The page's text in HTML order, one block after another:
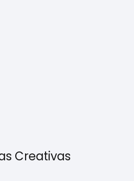
Creativas